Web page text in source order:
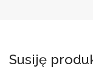
Susiję